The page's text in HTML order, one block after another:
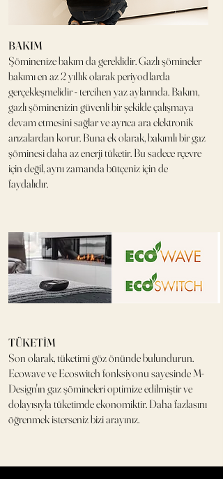
BAKIM
Şöminenize bakım da gereklidir. Gazlı şömineler
bakımı en az 2 yıllık olarak periyodlarda
gerçekleşmelidir - tercihen yaz aylarında. Bakım,
gazlı şöminenizin güvenli bir şekilde çalışmaya
devam etmesini sağlar ve ayrıca ara elektronik
arızalardan korur. Buna ek olarak, bakımlı bir gaz
şöminesi daha az enerji tüketir. Bu sadece rçevre
için değil, aynı zamanda bütçeniz için de
faydalıdır.
TÜKETİM
Son olarak, tüketimi göz önünde bulundurun.
Ecowave ve Ecoswitch fonksiyonu sayesinde M-
Design'ın gaz şömineleri optimize edilmiştir ve
dolayısıyla tüketimde ekonomiktir. Daha fazlasını
öğrenmek isterseniz bizi arayınız.